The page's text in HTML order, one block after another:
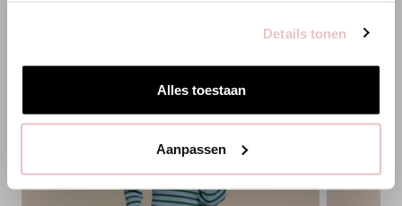
Details tonen
Alles toestaan
Aanpassen